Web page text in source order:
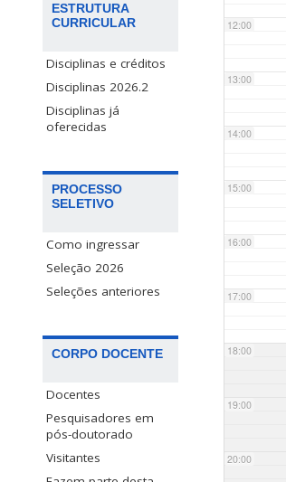
ESTRUTURA
CURRICULAR
Disciplinas e créditos
Disciplinas 2026.2
Disciplinas já
oferecidas
PROCESSO
SELETIVO
Como ingressar
Seleção 2026
Seleções anteriores
CORPO DOCENTE
Docentes
Pesquisadores em
pós-doutorado
Visitantes
12:00
13:00
14:00
15:00
16:00
17:00
18:00
19:00
20:00